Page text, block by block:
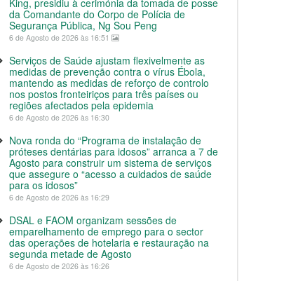
King, presidiu à cerimónia da tomada de posse
da Comandante do Corpo de Polícia de
Segurança Pública, Ng Sou Peng
6 de Agosto de 2026 às 16:51
Serviços de Saúde ajustam flexivelmente as
medidas de prevenção contra o vírus Ébola,
mantendo as medidas de reforço de controlo
nos postos fronteiriços para três países ou
regiões afectados pela epidemia
6 de Agosto de 2026 às 16:30
Nova ronda do “Programa de instalação de
próteses dentárias para idosos” arranca a 7 de
Agosto para construir um sistema de serviços
que assegure o “acesso a cuidados de saúde
para os idosos”
6 de Agosto de 2026 às 16:29
DSAL e FAOM organizam sessões de
emparelhamento de emprego para o sector
das operações de hotelaria e restauração na
segunda metade de Agosto
6 de Agosto de 2026 às 16:26